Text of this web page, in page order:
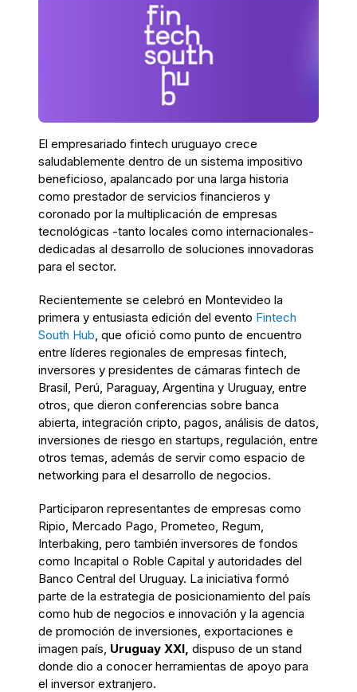
El empresariado fintech uruguayo crece
saludablemente dentro de un sistema impositivo
beneficioso, apalancado por una larga historia
como prestador de servicios financieros y
coronado por la multiplicación de empresas
tecnológicas -tanto locales como internacionales-
dedicadas al desarrollo de soluciones innovadoras
para el sector.
Recientemente se celebró en Montevideo la
primera y entusiasta edición del evento Fintech
South Hub, que ofició como punto de encuentro
entre líderes regionales de empresas fintech,
inversores y presidentes de cámaras fintech de
Brasil, Perú, Paraguay, Argentina y Uruguay, entre
otros, que dieron conferencias sobre banca
abierta, integración cripto, pagos, análisis de datos,
inversiones de riesgo en startups, regulación, entre
otros temas, además de servir como espacio de
networking para el desarrollo de negocios.
Participaron representantes de empresas como
Ripio, Mercado Pago, Prometeo, Regum,
Interbaking, pero también inversores de fondos
como Incapital o Roble Capital y autoridades del
Banco Central del Uruguay. La iniciativa formó
parte de la estrategia de posicionamiento del país
como hub de negocios e innovación y la agencia
de promoción de inversiones, exportaciones e
imagen país, Uruguay XXI, dispuso de un stand
donde dio a conocer herramientas de apoyo para
el inversor extranjero.